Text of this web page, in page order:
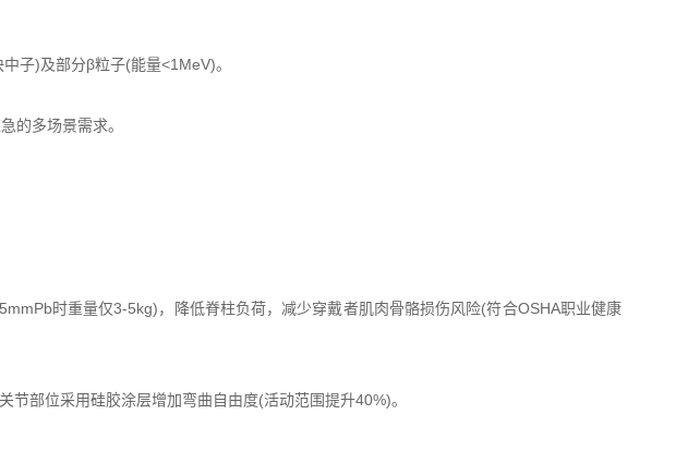
子)及部分β粒子(能量<1MeV)。
的多场景需求。
时重量仅3-5kg)，降低脊柱负荷，减少穿戴者肌肉骨骼损伤风险(符合OSHA职业健康
部位采用硅胶涂层增加弯曲自由度(活动范围提升40%)。